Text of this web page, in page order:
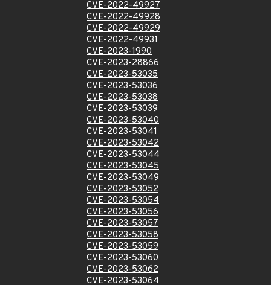
CVE-2022-49927
CVE-2022-49928
CVE-2022-49929
CVE-2022-49931
CVE-2023-1990
CVE-2023-28866
CVE-2023-53035
CVE-2023-53036
CVE-2023-53038
CVE-2023-53039
CVE-2023-53040
CVE-2023-53041
CVE-2023-53042
CVE-2023-53044
CVE-2023-53045
CVE-2023-53049
CVE-2023-53052
CVE-2023-53054
CVE-2023-53056
CVE-2023-53057
CVE-2023-53058
CVE-2023-53059
CVE-2023-53060
CVE-2023-53062
CVE-2023-53064